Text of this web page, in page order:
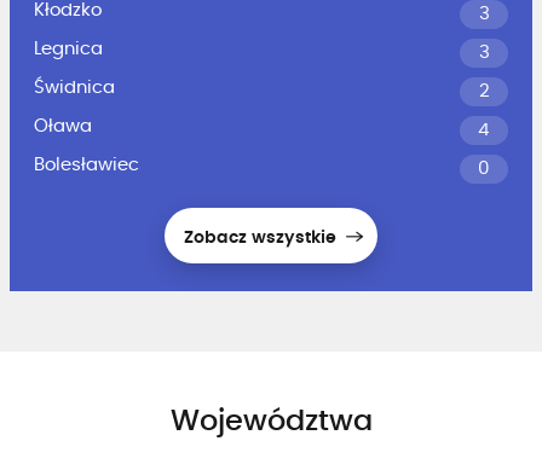
Kłodzko
3
Legnica
3
Świdnica
2
Oława
4
Bolesławiec
0
Zobacz wszystkie
Województwa